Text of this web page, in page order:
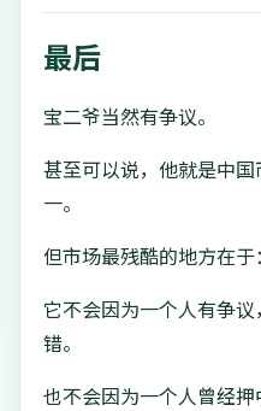
最后
宝二爷当然有争议。
甚至可以说，他就是中
一。
但市场最残酷的地方在于：
它不会因为一个人有争
错。
也不会因为一个人曾经